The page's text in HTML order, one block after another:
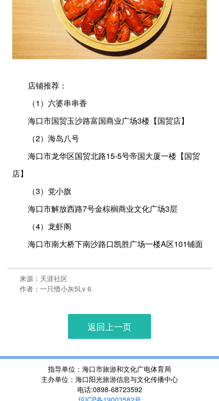
店铺推荐：
（1）六婆串串香
海口市国贸玉沙路富国商业广场3楼【国贸店】
（2）海岛八号
海口市龙华区国贸北路15-5号帝国大厦一楼【国贸
店】
（3）党小旗
海口市解放西路7号金棕榈商业文化广场3层
（4）龙虾阁
海口市南大桥下南沙路口凯胜广场一楼A区101铺面
来源：天涯社区
作者：一只懵小灰5Lv 6
返回上一页
指导单位：海口市旅游和文化广电体育局
主办单位：海口阳光旅游信息与文化传播中心
电话:0898-68723592